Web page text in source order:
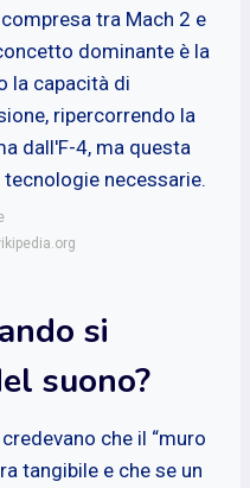
tra Mach 2 e
dominante è la
la capacità di
ripercorrendo la
dall'F-4, ma questa
necessarie.
si
suono?
che il “muro
tangibile e che se un